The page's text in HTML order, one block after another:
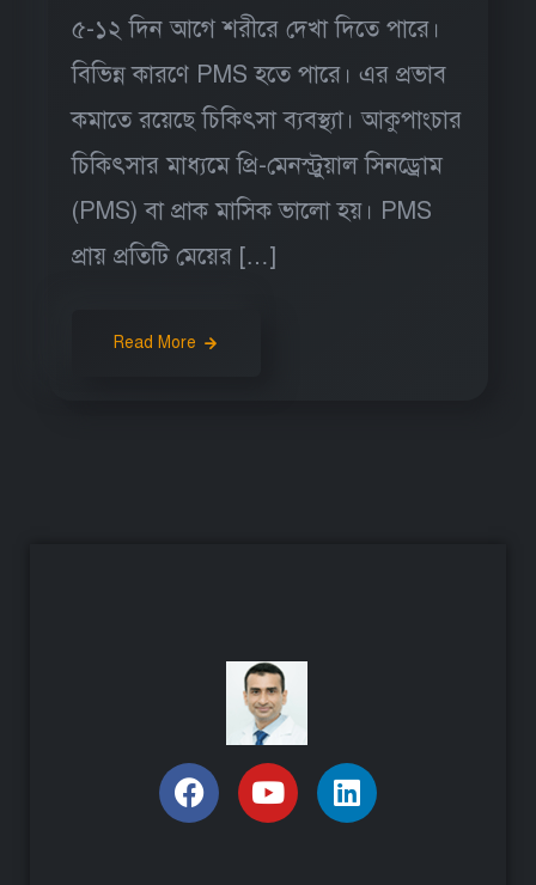
৫-১২ দিন আগে শরীরে দেখা দিতে পারে।
বিভিন্ন কারণে PMS হতে পারে। এর প্রভাব
কমাতে রয়েছে চিকিৎসা ব্যবস্থ্যা। আকুপাংচার
চিকিৎসার মাধ্যমে প্রি-মেনস্ট্রুয়াল সিনড্রোম
(PMS) বা প্রাক মাসিক ভালো হয়। PMS
প্রায় প্রতিটি মেয়ের […]
Read More